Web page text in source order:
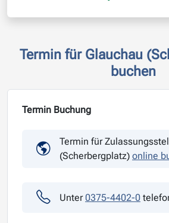
Termin für Glauchau
buchen
Termin Buchung
Termin für
(Scherbergplatz) online
Unter0375-4402-0